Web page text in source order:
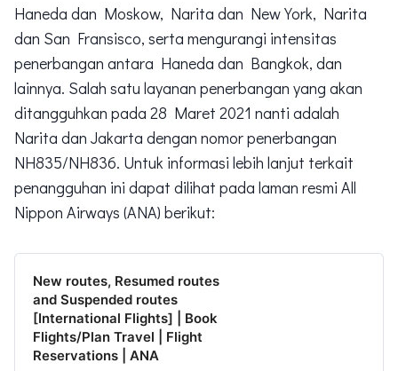
Haneda dan Moskow, Narita dan New York, Narita
dan San Fransisco, serta mengurangi intensitas
penerbangan antara Haneda dan Bangkok, dan
lainnya. Salah satu layanan penerbangan yang akan
ditangguhkan pada 28 Maret 2021 nanti adalah
Narita dan Jakarta dengan nomor penerbangan
NH835/NH836. Untuk informasi lebih lanjut terkait
penangguhan ini dapat dilihat pada laman resmi All
Nippon Airways (ANA) berikut:
New routes, Resumed routes
and Suspended routes
[International Flights] | Book
Flights/Plan Travel | Flight
Reservations | ANA